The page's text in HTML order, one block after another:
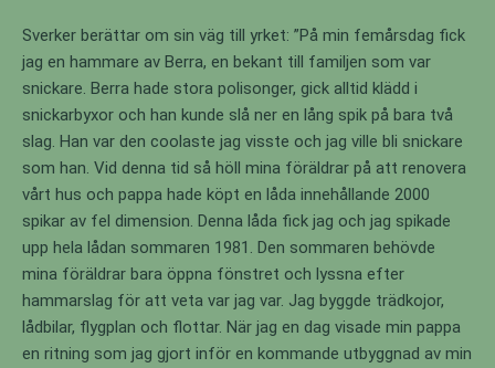
Sverker berättar om sin väg till yrket: ”På min femårsdag fick
jag en hammare av Berra, en bekant till familjen som var
snickare. Berra hade stora polisonger, gick alltid klädd i
snickarbyxor och han kunde slå ner en lång spik på bara två
slag. Han var den coolaste jag visste och jag ville bli snickare
som han. Vid denna tid så höll mina föräldrar på att renovera
vårt hus och pappa hade köpt en låda innehållande 2000
spikar av fel dimension. Denna låda fick jag och jag spikade
upp hela lådan sommaren 1981. Den sommaren behövde
mina föräldrar bara öppna fönstret och lyssna efter
hammarslag för att veta var jag var. Jag byggde trädkojor,
lådbilar, flygplan och flottar. När jag en dag visade min pappa
en ritning som jag gjort inför en kommande utbyggnad av min